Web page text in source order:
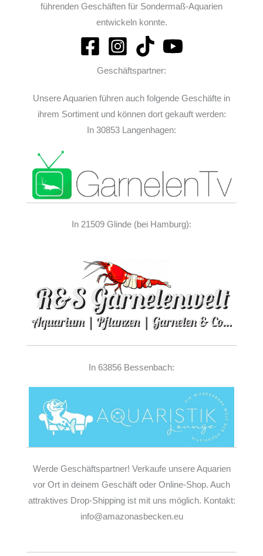
führenden Geschäften für Sondermaß-Aquarien
entwickeln konnte.
Geschäftspartner:
Unsere Aquarien führen auch folgende Geschäfte in
ihrem Sortiment und können dort gekauft werden:
In 30853 Langenhagen:
In 21509 Glinde (bei Hamburg):
In 63856 Bessenbach:
Werde Geschäftspartner! Verkaufe unsere Aquarien
vor Ort in deinem Geschäft oder Online-Shop. Auch
attraktives Drop-Shipping ist mit uns möglich. Kontakt:
info@amazonasbecken.eu